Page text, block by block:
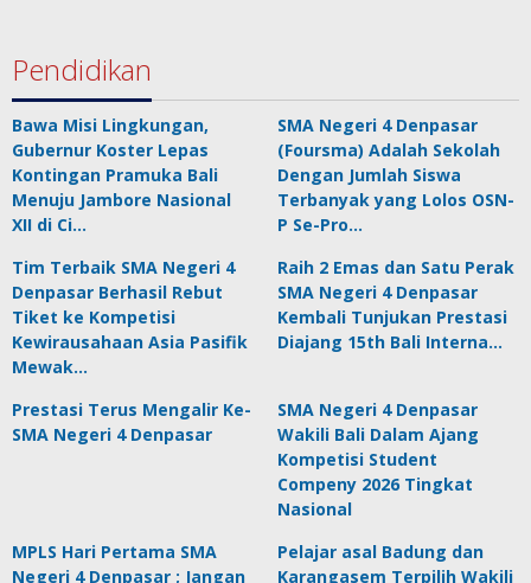
Pendidikan
Bawa Misi Lingkungan,
Gubernur Koster Lepas
Kontingan Pramuka Bali
Menuju Jambore Nasional
XII di Ci…
SMA Negeri 4 Denpasar
(Foursma) Adalah Sekolah
Dengan Jumlah Siswa
Terbanyak yang Lolos OSN-
P Se-Pro…
Tim Terbaik SMA Negeri 4
Denpasar Berhasil Rebut
Tiket ke Kompetisi
Kewirausahaan Asia Pasifik
Mewak…
Raih 2 Emas dan Satu Perak
SMA Negeri 4 Denpasar
Kembali Tunjukan Prestasi
Diajang 15th Bali Interna…
Prestasi Terus Mengalir Ke-
SMA Negeri 4 Denpasar
SMA Negeri 4 Denpasar
Wakili Bali Dalam Ajang
Kompetisi Student
Compeny 2026 Tingkat
Nasional
MPLS Hari Pertama SMA
Negeri 4 Denpasar ; Jangan
Pelajar asal Badung dan
Karangasem Terpilih Wakili